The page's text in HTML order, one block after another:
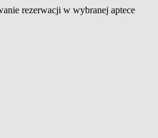
rezerwacji w wybranej aptece